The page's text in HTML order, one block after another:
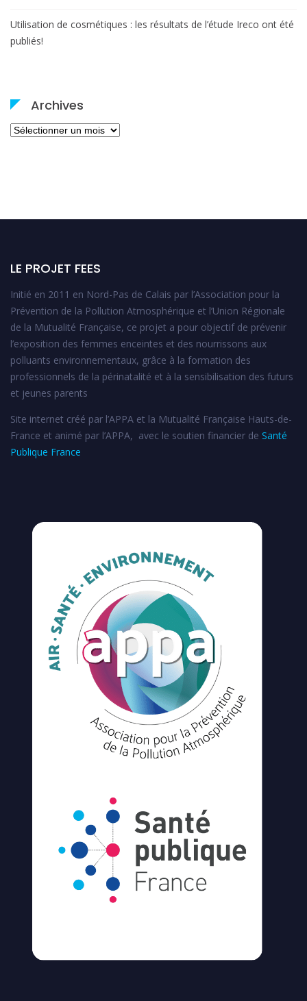
Utilisation de cosmétiques : les résultats de l’étude Ireco ont été
publiés!
Archives
Archives
LE PROJET FEES
Initié en 2011 en Nord-Pas de Calais par l’Association pour la
Prévention de la Pollution Atmosphérique et l’Union Régionale
de la Mutualité Française, ce projet a pour objectif de prévenir
l’exposition des femmes enceintes et des nourrissons aux
polluants environnementaux, grâce à la formation des
professionnels de la périnatalité et à la sensibilisation des futurs
et jeunes parents
Site internet créé par l’APPA et la Mutualité Française Hauts-de-
France et animé par l’APPA, avec le soutien financier de Santé
Publique France